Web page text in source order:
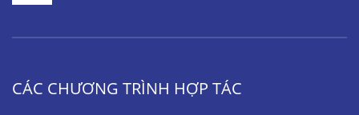
CÁC CHƯƠNG TRÌNH HỢP TÁC